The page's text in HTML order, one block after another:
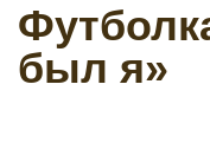
был я»